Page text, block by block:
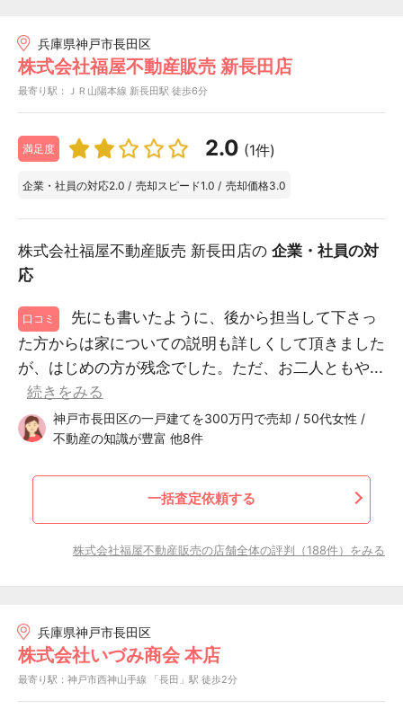
兵庫県神戸市長田区
株式会社福屋不動産販売 新長田店
最寄り駅：ＪＲ山陽本線 新長田駅 徒歩6分
満足度 2.0 (1件)
企業・社員の対応2.0 / 売却スピード1.0 / 売却価格3.0
株式会社福屋不動産販売 新長田店の 企業・社員の対
応
口コミ
先にも書いたように、後から担当して下さっ
た方からは家についての説明も詳しくして頂きました
が、はじめの方が残念でした。ただ、お二人ともや...
続きをみる
神戸市長田区の一戸建てを300万円で売却 / 50代女性 /
不動産の知識が豊富 他8件
一括査定依頼する
株式会社福屋不動産販売の店舗全体の評判（188件）をみる
兵庫県神戸市長田区
株式会社いづみ商会 本店
最寄り駅：神戸市西神山手線 「長田」駅 徒歩2分